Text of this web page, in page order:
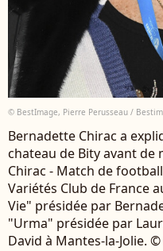
© BestImage, Pierre Perusseau /
Bernadette Chirac a
chateau de Bity avant de
Chirac - Match de
Variétés Club de France
Vie" présidée par
"Urma" présidée par
David à Mantes-la-Jolie.